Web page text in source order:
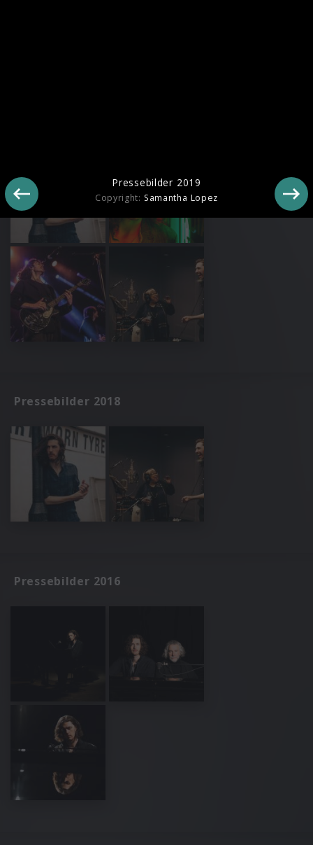
Pressebilder 2018
Pressebilder 2016
Pressebilder 2019
Copyright: Samantha Lopez